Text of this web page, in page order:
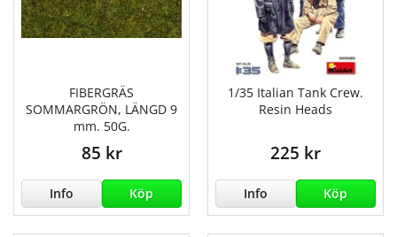
FIBERGRÄS
SOMMARGRÖN, LÄNGD 9
mm. 50G.
85 kr
Info Köp
1/35 Italian Tank Crew.
Resin Heads
225 kr
Info Köp